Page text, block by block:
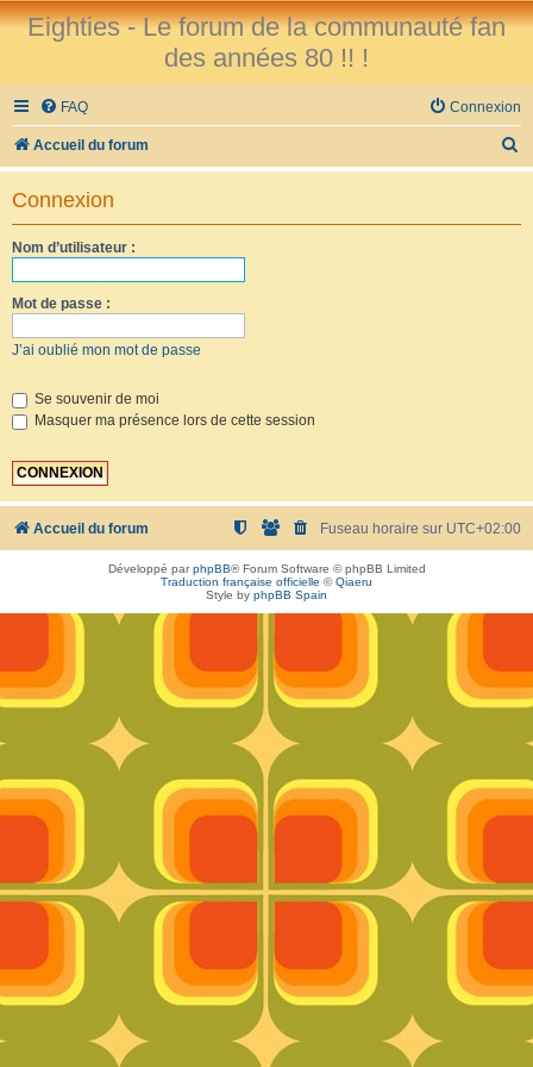
Eighties - Le forum de la communauté fan
des années 80 !! !
FAQ Connexion
Accueil du forum
e
Connexion
Nom d’utilisateur :
Mot de passe :
J’ai oublié mon mot de passe
Se souvenir de moi
Masquer ma présence lors de cette session
Accueil du forum Fuseau horaire sur UTC+02:00
Développé parphpBB® Forum Software © phpBB Limited
Traduction française officielle ©Qiaeru
Style by phpBB Spain